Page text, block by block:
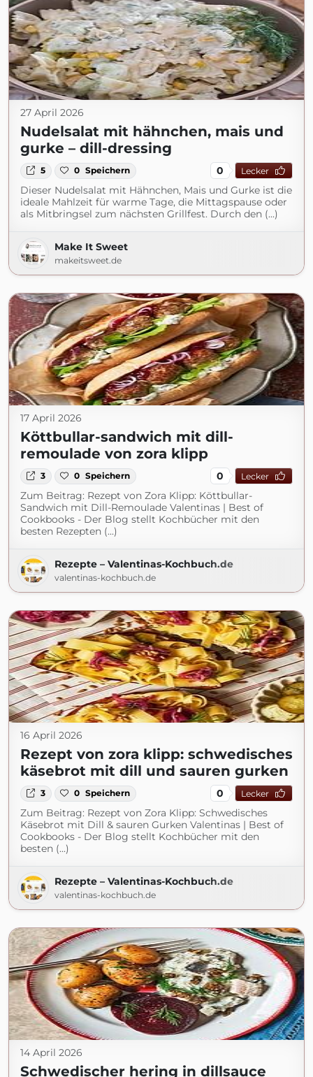
27 April 2026
Nudelsalat mit hähnchen, mais und
gurke – dill-dressing
5 0 Speichern 0 Lecker
Dieser Nudelsalat mit Hähnchen, Mais und Gurke ist die
ideale Mahlzeit für warme Tage, die Mittagspause oder
als Mitbringsel zum nächsten Grillfest. Durch den (...)
Make It Sweet
makeitsweet.de
17 April 2026
Köttbullar-sandwich mit dill-
remoulade von zora klipp
3 0 Speichern 0 Lecker
Zum Beitrag: Rezept von Zora Klipp: Köttbullar-
Sandwich mit Dill-Remoulade Valentinas | Best of
Cookbooks - Der Blog stellt Kochbücher mit den
besten Rezepten (...)
Rezepte – Valentinas-Kochbuch.de
valentinas-kochbuch.de
16 April 2026
Rezept von zora klipp: schwedisches
käsebrot mit dill und sauren gurken
3 0 Speichern 0 Lecker
Zum Beitrag: Rezept von Zora Klipp: Schwedisches
Käsebrot mit Dill & sauren Gurken Valentinas | Best of
Cookbooks - Der Blog stellt Kochbücher mit den
besten (...)
Rezepte – Valentinas-Kochbuch.de
valentinas-kochbuch.de
14 April 2026
Schwedischer hering in dillsauce